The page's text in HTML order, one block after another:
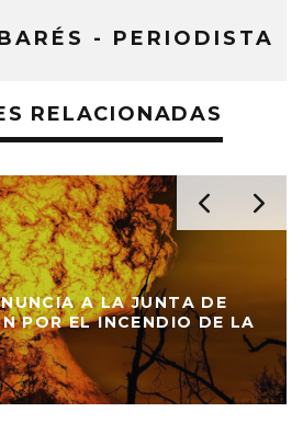
- PERIODISTA
RELACIONADAS
HOMBRE QUE PEGÓ A SU
CALLE